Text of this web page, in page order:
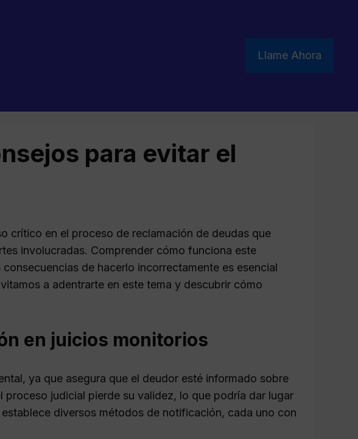
Llame Ahora
para evitar el
crítico en el proceso de reclamación de deudas que
involucradas. Comprender cómo funciona este
de hacerlo incorrectamente es esencial
a adentrarte en este tema y descubrir cómo
en juicios monitorios
ya que asegura que el deudor esté informado sobre
judicial pierde su validez, lo que podría dar lugar
diversos métodos de notificación, cada uno con